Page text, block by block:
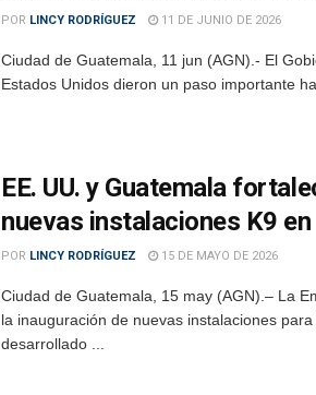
POR LINCY RODRÍGUEZ 11 DE JUNIO DE 2026
Ciudad de Guatemala, 11 jun (AGN).- El
Estados Unidos dieron un paso importante
EE. UU. y Guatemala
nuevas instalaciones K9
POR LINCY RODRÍGUEZ 15 DE MAYO DE 2026
Ciudad de Guatemala, 15 may (AGN).– La
la inauguración de nuevas instalaciones
desarrollado ...